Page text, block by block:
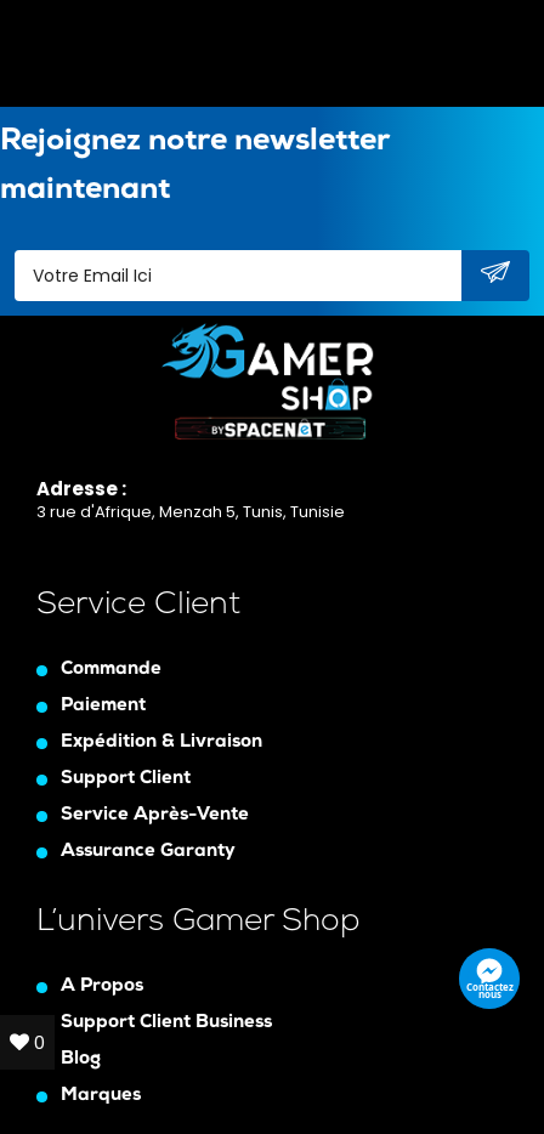
Rejoignez notre newsletter
maintenant
Adresse :
3 rue d'Afrique, Menzah 5, Tunis, Tunisie
Service Client
Commande
Paiement
Expédition & Livraison
Support Client
Service Après-Vente
Assurance Garanty
L’univers Gamer Shop
A Propos
Support Client Business
Blog
Marques
Contactez
nous
0
0